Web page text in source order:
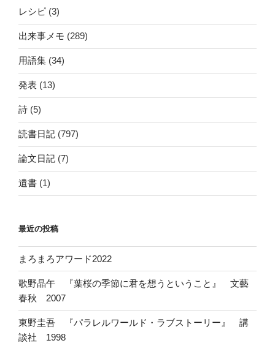
レシピ (3)
出来事メモ (289)
用語集 (34)
発表 (13)
詩 (5)
読書日記 (797)
論文日記 (7)
遺書 (1)
最近の投稿
まろまろアワード2022
歌野晶午 『葉桜の季節に君を想うということ』 文藝
春秋 2007
東野圭吾 『パラレルワールド・ラブストーリー』 講
談社 1998